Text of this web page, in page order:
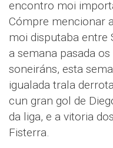
encontro moi
Cómpre mencionar
moi disputaba entre
a semana pasada
soneiráns, esta
igualada trala
cun gran gol de
da liga, e a vitoria
Fisterra.